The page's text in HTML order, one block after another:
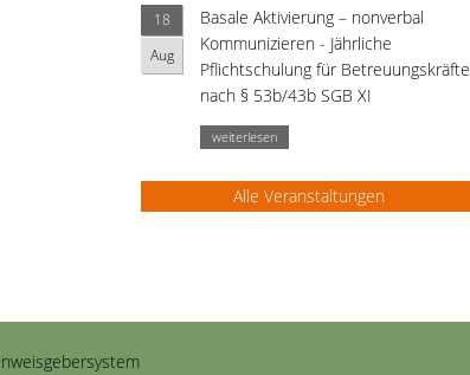
18
Aug
Basale Aktivierung – nonverbal
Kommunizieren - Jährliche
Pflichtschulung für Betreuungskräfte
nach § 53b/43b SGB XI
weiterlesen
Alle Veranstaltungen